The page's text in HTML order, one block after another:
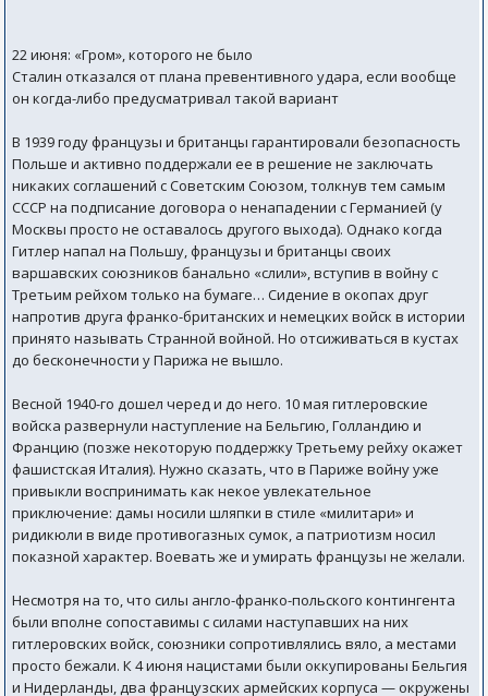
22 июня: «Гром», которого не было
Сталин отказался от плана превентивного удара, если вообще
он когда-либо предусматривал такой вариант
В 1939 году французы и британцы гарантировали безопасность
Польше и активно поддержали ее в решение не заключать
никаких соглашений с Советским Союзом, толкнув тем самым
СССР на подписание договора о ненападении с Германией (у
Москвы просто не оставалось другого выхода). Однако когда
Гитлер напал на Польшу, французы и британцы своих
варшавских союзников банально «слили», вступив в войну с
Третьим рейхом только на бумаге… Сидение в окопах друг
напротив друга франко-британских и немецких войск в истории
принято называть Странной войной. Но отсиживаться в кустах
до бесконечности у Парижа не вышло.
Весной 1940-го дошел черед и до него. 10 мая гитлеровские
войска развернули наступление на Бельгию, Голландию и
Францию (позже некоторую поддержку Третьему рейху окажет
фашистская Италия). Нужно сказать, что в Париже войну уже
привыкли воспринимать как некое увлекательное
приключение: дамы носили шляпки в стиле «милитари» и
ридикюли в виде противогазных сумок, а патриотизм носил
показной характер. Воевать же и умирать французы не желали.
Несмотря на то, что силы англо-франко-польского контингента
были вполне сопоставимы с силами наступавших на них
гитлеровских войск, союзники сопротивлялись вяло, а местами
просто бежали. К 4 июня нацистами были оккупированы Бельгия
и Нидерланды, два французских армейских корпуса — окружены